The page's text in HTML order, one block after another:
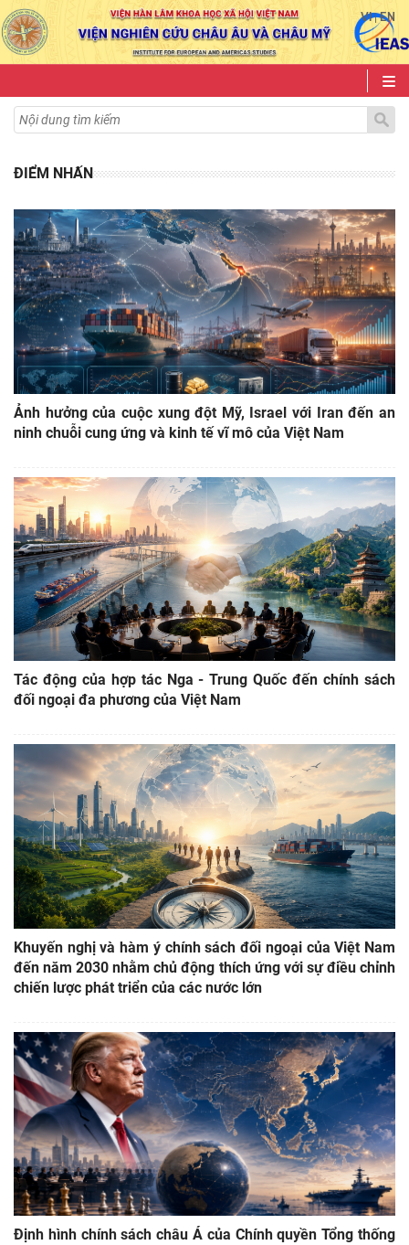
VI|EN
ĐIỂM NHẤN
Ảnh hưởng của cuộc xung đột Mỹ, Israel với Iran đến an
ninh chuỗi cung ứng và kinh tế vĩ mô của Việt Nam
Tác động của hợp tác Nga - Trung Quốc đến chính sách
đối ngoại đa phương của Việt Nam
Khuyến nghị và hàm ý chính sách đối ngoại của Việt Nam
đến năm 2030 nhằm chủ động thích ứng với sự điều chỉnh
chiến lược phát triển của các nước lớn
Định hình chính sách châu Á của Chính quyền Tổng thống